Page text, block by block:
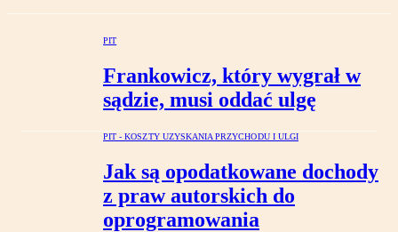
PIT
Frankowicz, który wygrał w
sądzie, musi oddać ulgę
PIT - KOSZTY UZYSKANIA PRZYCHODU I ULGI
Jak są opodatkowane dochody
z praw autorskich do
oprogramowania